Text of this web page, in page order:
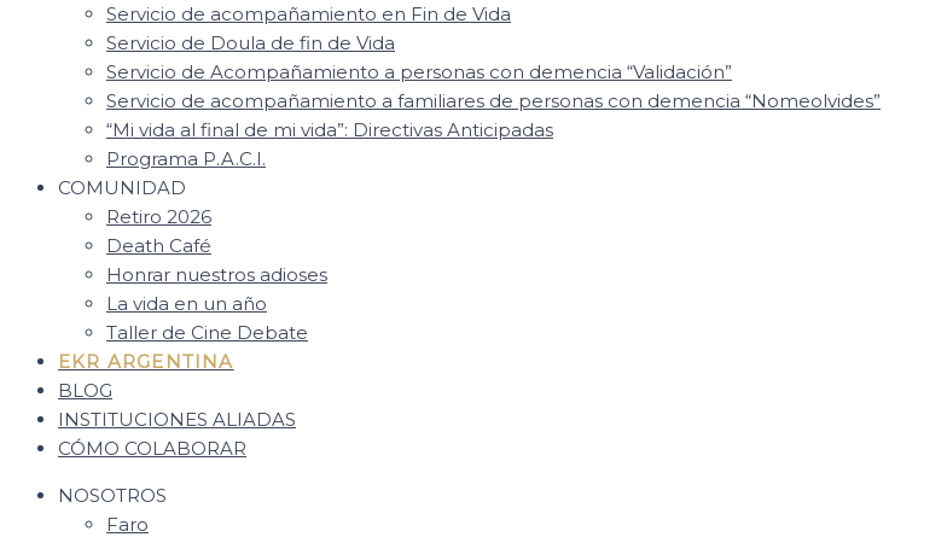
Servicio de acompañamiento en Fin de Vida
Servicio de Doula de fin de Vida
Servicio de Acompañamiento a personas con demencia “Validación”
Servicio de acompañamiento a familiares de personas con demencia “Nomeolvides”
“Mi vida al final de mi vida”: Directivas Anticipadas
Programa P.A.C.I.
COMUNIDAD
Retiro 2026
Death Café
Honrar nuestros adioses
La vida en un año
Taller de Cine Debate
EKR ARGENTINA
BLOG
INSTITUCIONES ALIADAS
CÓMO COLABORAR
NOSOTROS
Faro